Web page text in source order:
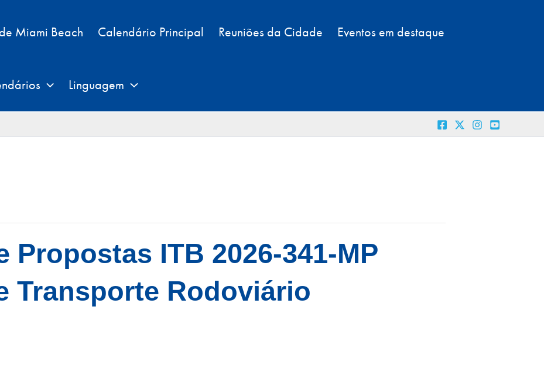
Miami Beach Calendário Principal Reuniões da Cidade Eventos em destaque
Linguagem
Propostas ITB 2026-341-MP
Transporte Rodoviário